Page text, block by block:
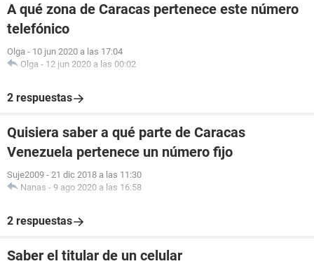
A qué zona de Caracas pertenece este número
telefónico
Olga - 10 jun 2020 a las 17:04
Olga - 12 jun 2020 a las 00:02
2 respuestas
Quisiera saber a qué parte de Caracas
Venezuela pertenece un número fijo
Suje2009 - 21 dic 2018 a las 11:30
Nanas - 9 ago 2020 a las 16:58
2 respuestas
Saber el titular de un celular